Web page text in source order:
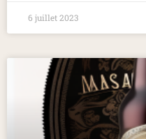
6 juillet 2023